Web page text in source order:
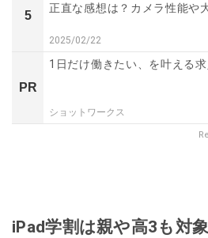
5
正直な感想は？カメラ性能や大
2025/02/22
PR
1日だけ働きたい、を叶える求
ショットワークス
iPad学割は親や高3も対